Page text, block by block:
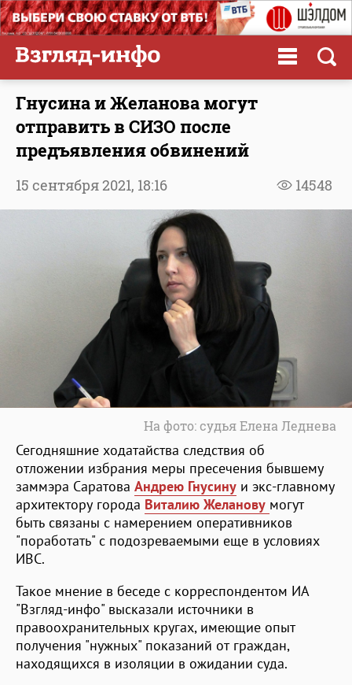
Гнусина и Желанова могут
отправить в СИЗО после
предъявления обвинений
14548
15 сентября 2021, 18:16
На фото: судья Елена Леднева
Сегодняшние ходатайства следствия об
отложении избрания меры пресечения бывшему
заммэра Саратова Андрею Гнусину и экс-главному
архитектору города Виталию Желанову могут
быть связаны с намерением оперативников
"поработать" с подозреваемыми еще в условиях
ИВС.
Такое мнение в беседе с корреспондентом ИА
"Взгляд-инфо" высказали источники в
правоохранительных кругах, имеющие опыт
получения "нужных" показаний от граждан,
находящихся в изоляции в ожидании суда.